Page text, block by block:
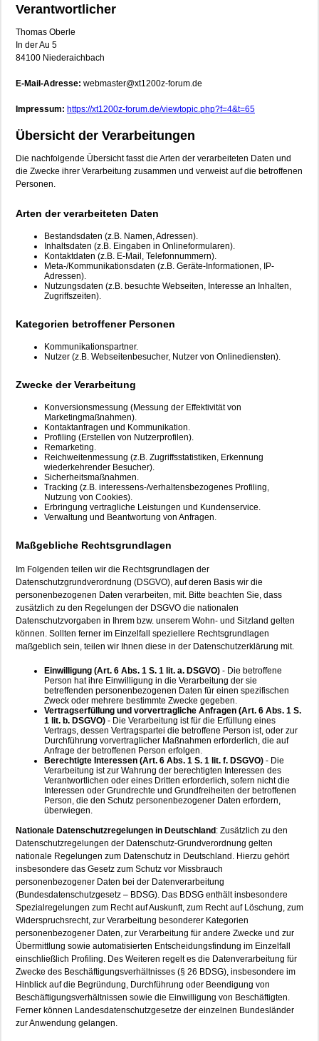
Verantwortlicher
Thomas Oberle
In der Au 5
84100 Niederaichbach
E-Mail-Adresse: webmaster@xt1200z-forum.de
Impressum: https://xt1200z-forum.de/viewtopic.php?f=4&t=65
Übersicht der Verarbeitungen
Die nachfolgende Übersicht fasst die Arten der verarbeiteten Daten und
die Zwecke ihrer Verarbeitung zusammen und verweist auf die betroffenen
Personen.
Arten der verarbeiteten Daten
Bestandsdaten (z.B. Namen, Adressen).
Inhaltsdaten (z.B. Eingaben in Onlineformularen).
Kontaktdaten (z.B. E-Mail, Telefonnummern).
Meta-/Kommunikationsdaten (z.B. Geräte-Informationen, IP-
Adressen).
Nutzungsdaten (z.B. besuchte Webseiten, Interesse an Inhalten,
Zugriffszeiten).
Kategorien betroffener Personen
Kommunikationspartner.
Nutzer (z.B. Webseitenbesucher, Nutzer von Onlinediensten).
Zwecke der Verarbeitung
Konversionsmessung (Messung der Effektivität von
Marketingmaßnahmen).
Kontaktanfragen und Kommunikation.
Profiling (Erstellen von Nutzerprofilen).
Remarketing.
Reichweitenmessung (z.B. Zugriffsstatistiken, Erkennung
wiederkehrender Besucher).
Sicherheitsmaßnahmen.
Tracking (z.B. interessens-/verhaltensbezogenes Profiling,
Nutzung von Cookies).
Erbringung vertragliche Leistungen und Kundenservice.
Verwaltung und Beantwortung von Anfragen.
Maßgebliche Rechtsgrundlagen
Im Folgenden teilen wir die Rechtsgrundlagen der
Datenschutzgrundverordnung (DSGVO), auf deren Basis wir die
personenbezogenen Daten verarbeiten, mit. Bitte beachten Sie, dass
zusätzlich zu den Regelungen der DSGVO die nationalen
Datenschutzvorgaben in Ihrem bzw. unserem Wohn- und Sitzland gelten
können. Sollten ferner im Einzelfall speziellere Rechtsgrundlagen
maßgeblich sein, teilen wir Ihnen diese in der Datenschutzerklärung mit.
Einwilligung (Art. 6 Abs. 1 S. 1 lit. a. DSGVO) - Die betroffene
Person hat ihre Einwilligung in die Verarbeitung der sie
betreffenden personenbezogenen Daten für einen spezifischen
Zweck oder mehrere bestimmte Zwecke gegeben.
Vertragserfüllung und vorvertragliche Anfragen (Art. 6 Abs. 1 S.
1 lit. b. DSGVO) - Die Verarbeitung ist für die Erfüllung eines
Vertrags, dessen Vertragspartei die betroffene Person ist, oder zur
Durchführung vorvertraglicher Maßnahmen erforderlich, die auf
Anfrage der betroffenen Person erfolgen.
Berechtigte Interessen (Art. 6 Abs. 1 S. 1 lit. f. DSGVO) - Die
Verarbeitung ist zur Wahrung der berechtigten Interessen des
Verantwortlichen oder eines Dritten erforderlich, sofern nicht die
Interessen oder Grundrechte und Grundfreiheiten der betroffenen
Person, die den Schutz personenbezogener Daten erfordern,
überwiegen.
Nationale Datenschutzregelungen in Deutschland: Zusätzlich zu den
Datenschutzregelungen der Datenschutz-Grundverordnung gelten
nationale Regelungen zum Datenschutz in Deutschland. Hierzu gehört
insbesondere das Gesetz zum Schutz vor Missbrauch
personenbezogener Daten bei der Datenverarbeitung
(Bundesdatenschutzgesetz – BDSG). Das BDSG enthält insbesondere
Spezialregelungen zum Recht auf Auskunft, zum Recht auf Löschung, zum
Widerspruchsrecht, zur Verarbeitung besonderer Kategorien
personenbezogener Daten, zur Verarbeitung für andere Zwecke und zur
Übermittlung sowie automatisierten Entscheidungsfindung im Einzelfall
einschließlich Profiling. Des Weiteren regelt es die Datenverarbeitung für
Zwecke des Beschäftigungsverhältnisses (§ 26 BDSG), insbesondere im
Hinblick auf die Begründung, Durchführung oder Beendigung von
Beschäftigungsverhältnissen sowie die Einwilligung von Beschäftigten.
Ferner können Landesdatenschutzgesetze der einzelnen Bundesländer
zur Anwendung gelangen.